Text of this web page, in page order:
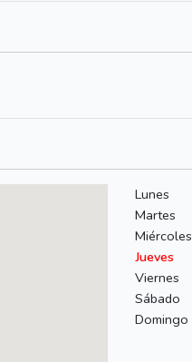
Lunes
Martes
Miércoles
Jueves
Viernes
Sábado
Domingo